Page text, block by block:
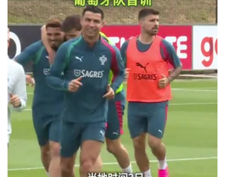
环球
专题
极客圈
经济
城建
科教
健康